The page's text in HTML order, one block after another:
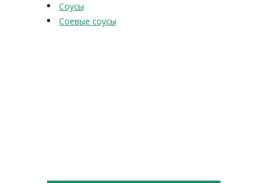
Соусы
Соевые соусы